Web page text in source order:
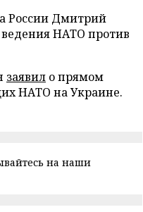
России Дмитрий
НАТО против
заявил о прямом
НАТО на Украине.
на наши